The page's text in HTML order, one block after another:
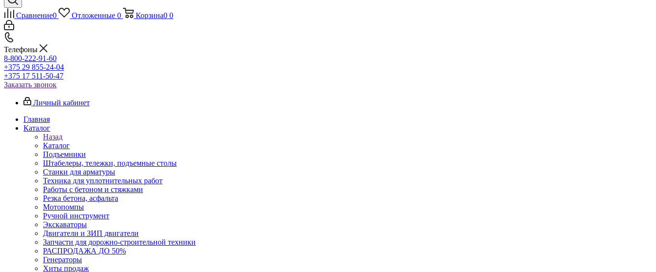
Сравнение0 Отложенные 0 Корзина0 0
Телефоны
8-800-222-91-60
+375 29 855-24-04
+375 17 511-50-47
Заказать звонок
Личный кабинет
Главная
Каталог
Назад
Каталог
Подъемники
Штабелеры, тележки, подъемные столы
Станки для арматуры
Техника для уплотнительных работ
Работы с бетоном и стяжками
Резка бетона, асфальта
Мотопомпы
Ручной инструмент
Экскаваторы
Двигатели и ЗИП двигатели
Запчасти для дорожно-строительной техники
РАСПРОДАЖА ДО 50%
Генераторы
Хиты продаж